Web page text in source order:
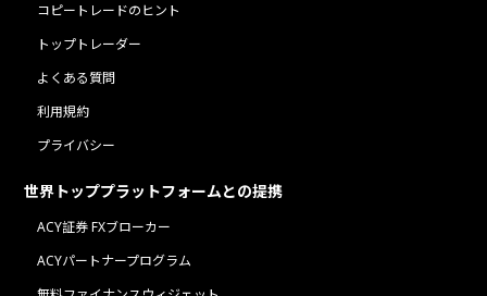
コピートレードのヒント
トップトレーダー
よくある質問
利用規約
プライバシー
世界トッププラットフォームとの提携
ACY証券 FXブローカー
ACYパートナープログラム